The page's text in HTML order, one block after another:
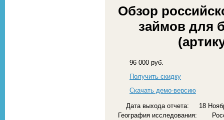
Обзор
займов для
96 000 руб.
Получить скидку
Скачать демо-версию
Дата выхода отчета:
18
География исследования: